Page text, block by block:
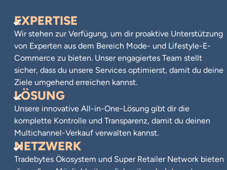
EXPERTISE
Wir stehen zur Verfügung, um dir proaktive Unterstützung
von Experten aus dem Bereich Mode- und Lifestyle-E-
Commerce zu bieten. Unser engagiertes Team stellt
sicher, dass du unsere Services optimierst, damit du deine
Ziele umgehend erreichen kannst.
LÖSUNG
Unsere innovative All-in-One-Lösung gibt dir die
komplette Kontrolle und Transparenz, damit du deinen
Multichannel-Verkauf verwalten kannst.
NETZWERK
Tradebytes Ökosystem und Super Retailer Network bieten